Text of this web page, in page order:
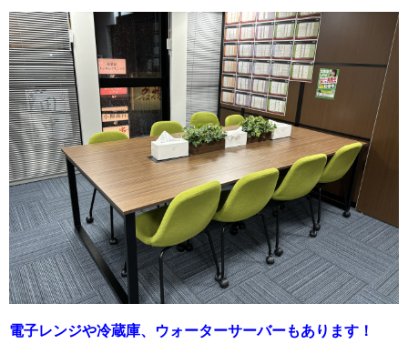
電子レンジや冷蔵庫、ウォーターサーバーもあります！